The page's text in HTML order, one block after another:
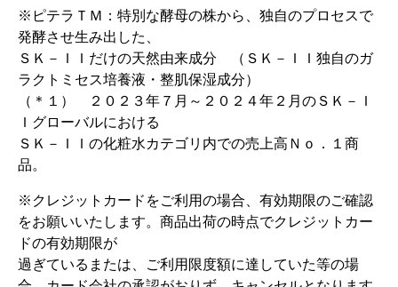
※ピテラＴＭ：特別な酵母の株から、独自のプロセスで
発酵させ生み出した、
ＳＫ－ＩＩだけの天然由来成分 （ＳＫ－ＩＩ独自のガ
ラクトミセス培養液・整肌保湿成分）
（＊１） ２０２３年７月～２０２４年２月のＳＫ－Ｉ
Ｉグローバルにおける
ＳＫ－ＩＩの化粧水カテゴリ内での売上高Ｎｏ．１商
品。
※クレジットカードをご利用の場合、有効期限のご確認
をお願いいたします。商品出荷の時点でクレジットカー
ドの有効期限が
過ぎているまたは、ご利用限度額に達していた等の場